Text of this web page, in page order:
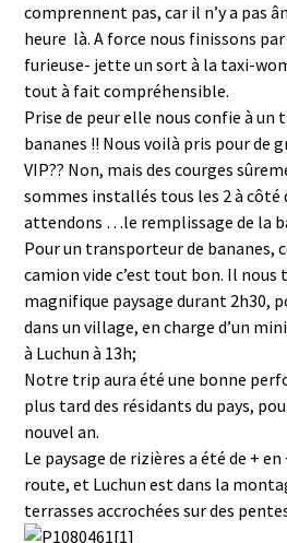
comprennent pas, car il n’y a pas
heure là. A force nous finissons
furieuse- jette un sort à la taxi-
tout à fait compréhensible.
Prise de peur elle nous confie à
bananes !! Nous voilà pris pour de
VIP?? Non, mais des courges
sommes installés tous les 2 à côté
attendons …le remplissage de la
Pour un transporteur de bananes,
camion vide c’est tout bon. Il nous
magnifique paysage durant 2h30,
dans un village, en charge d’un
à Luchun à 13h;
Notre trip aura été une bonne
plus tard des résidants du pays,
nouvel an.
Le paysage de rizières a été de +
route, et Luchun est dans la
terrasses accrochées sur des